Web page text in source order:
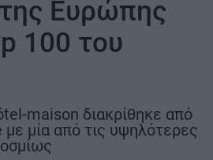
ΕΠΙΚΟΙΝΩΝΙΑ
ΤΑΥΤΟΤΗΤΑ
Ευρώπης
100 του
maison διακρίθηκε από
μία από τις υψηλότερες